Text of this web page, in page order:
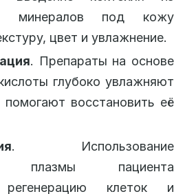
минералов под кожу
цвет и увлажнение.
. Препараты на основе
глубоко увлажняют
помогают восстановить её
. Использование
плазмы пациента
регенерацию клеток и